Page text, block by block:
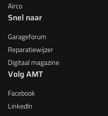
Airco
Snel naar
Garageforum
Reparatiewijzer
Digitaal magazine
Volg AMT
Facebook
LinkedIn